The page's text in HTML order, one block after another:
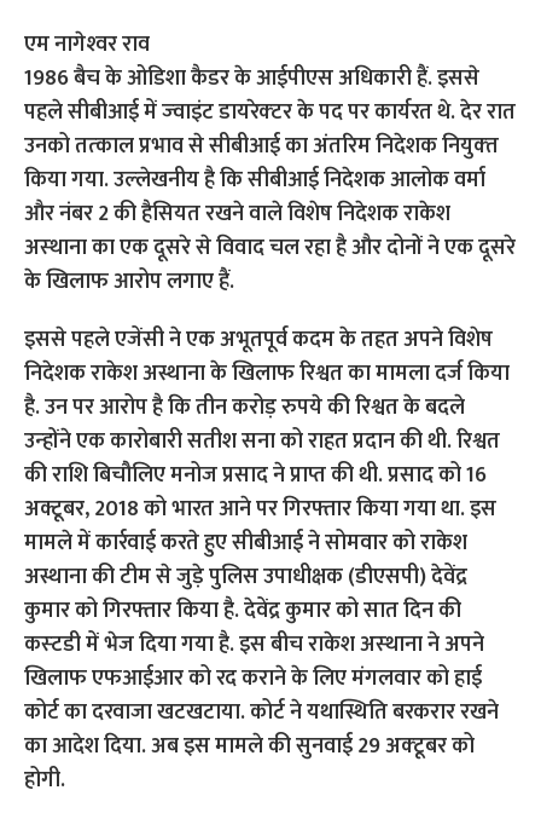
एम नागेश्‍वर राव
1986 बैच के ओडिशा कैडर के आईपीएस अधिकारी हैं. इससे
पहले सीबीआई में ज्‍वाइंट डायरेक्‍टर के पद पर कार्यरत थे. देर रात
उनको तत्‍काल प्रभाव से सीबीआई का अंतरिम निदेशक नियुक्‍त
किया गया. उल्‍लेखनीय है कि सीबीआई निदेशक आलोक वर्मा
और नंबर 2 की हैसियत रखने वाले विशेष निदेशक राकेश
अस्‍थाना का एक दूसरे से विवाद चल रहा है और दोनों ने एक दूसरे
के खिलाफ आरोप लगाए हैं.
इससे पहले एजेंसी ने एक अभूतपूर्व कदम के तहत अपने विशेष
निदेशक राकेश अस्थाना के खिलाफ रिश्वत का मामला दर्ज किया
है. उन पर आरोप है कि तीन करोड़ रुपये की रिश्वत के बदले
उन्‍होंने एक कारोबारी सतीश सना को राहत प्रदान की थी. रिश्वत
की राशि बिचौलिए मनोज प्रसाद ने प्राप्त की थी. प्रसाद को 16
अक्टूबर, 2018 को भारत आने पर गिरफ्तार किया गया था. इस
मामले में कार्रवाई करते हुए सीबीआई ने सोमवार को राकेश
अस्थाना की टीम से जुड़े पुलिस उपाधीक्षक (डीएसपी) देवेंद्र
कुमार को गिरफ्तार किया है. देवेंद्र कुमार को सात दिन की
कस्‍टडी में भेज दिया गया है. इस बीच राकेश अस्‍थाना ने अपने
खिलाफ एफआईआर को रद कराने के लिए मंगलवार को हाई
कोर्ट का दरवाजा खटखटाया. कोर्ट ने यथास्थिति बरकरार रखने
का आदेश दिया. अब इस मामले की सुनवाई 29 अक्‍टूबर को
होगी.